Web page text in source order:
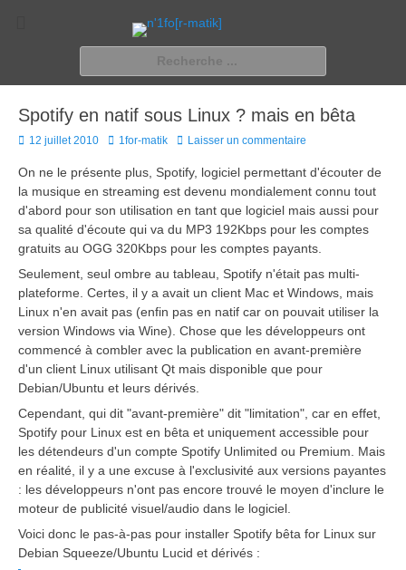
n'1fo[r-matik]
Pour les nymphos d'infos en info…
Spotify en natif sous Linux ? mais en bêta
Posted
12 juillet 2010 Author
1for-matik Laisser un commentaire
On ne le présente plus, Spotify, logiciel permettant d'écouter de
la musique en streaming est devenu mondialement connu tout
d'abord pour son utilisation en tant que logiciel mais aussi pour
sa qualité d'écoute qui va du MP3 192Kbps pour les comptes
gratuits au OGG 320Kbps pour les comptes payants.
Seulement, seul ombre au tableau, Spotify n'était pas multi-
plateforme. Certes, il y a avait un client Mac et Windows, mais
Linux n'en avait pas (enfin pas en natif car on pouvait utiliser la
version Windows via Wine). Chose que les développeurs ont
commencé à combler avec la publication en avant-première
d'un client Linux utilisant Qt mais disponible que pour
Debian/Ubuntu et leurs dérivés.
Cependant, qui dit "avant-première" dit "limitation", car en effet,
Spotify pour Linux est en bêta et uniquement accessible pour
les détendeurs d'un compte Spotify Unlimited ou Premium. Mais
en réalité, il y a une excuse à l'exclusivité aux versions payantes
: les développeurs n'ont pas encore trouvé le moyen d'inclure le
moteur de publicité visuel/audio dans le logiciel.
Voici donc le pas-à-pas pour installer Spotify bêta for Linux sur
Debian Squeeze/Ubuntu Lucid et dérivés :